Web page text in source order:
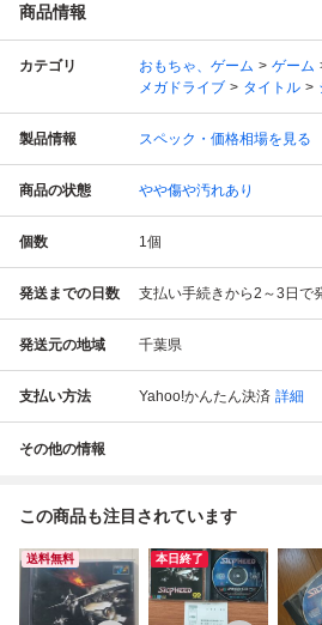
商品情報
カテゴリ おもちゃ、ゲーム ゲーム
メガドライブ
タイトル
製品情報 スペック・価格相場を見る
商品の状態 やや傷や汚れあり
個数 1個
発送までの日数 支払い手続きから2～3日で
発送元の地域 千葉県
支払い方法 Yahoo!かんたん決済 詳細
その他の情報
この商品も注目されています
送料無料 本日終了